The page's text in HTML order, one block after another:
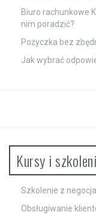
Biuro rachunkowe
nim poradzić?
Pożyczka bez
Jak wybrać
Kursy i
Szkolenie z
Obsługiwanie